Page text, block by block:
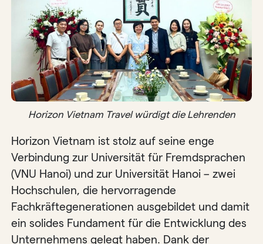
Horizon Vietnam Travel würdigt die Lehrenden
Horizon Vietnam ist stolz auf seine enge
Verbindung zur Universität für Fremdsprachen
(VNU Hanoi) und zur Universität Hanoi – zwei
Hochschulen, die hervorragende
Fachkräftegenerationen ausgebildet und damit
ein solides Fundament für die Entwicklung des
Unternehmens gelegt haben. Dank der